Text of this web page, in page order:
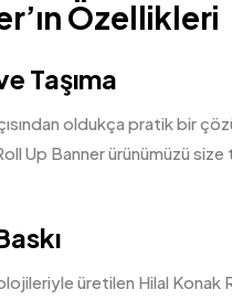
Özellikleri
Taşıma
oldukça pratik bir
Up Banner ürünümüzü
üretilen Hilal Konak